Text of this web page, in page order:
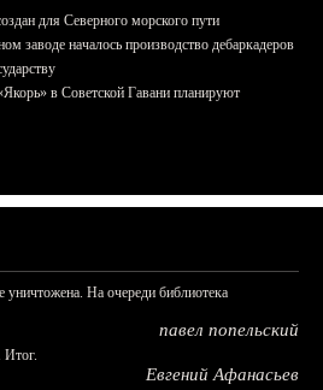
для Северного морского пути
заводе началось производство дебаркадеров
в Советской Гавани планируют
На очереди библиотека
павел попельский
Итог.
Евгений Афанасьев